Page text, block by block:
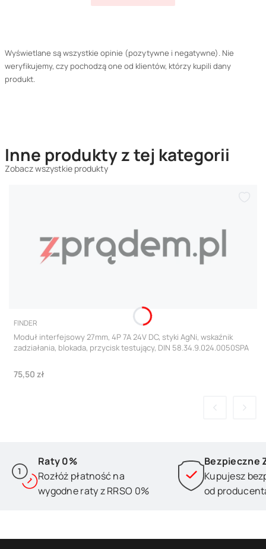
Wyświetlane są wszystkie opinie (pozytywne i negatywne). Nie
weryfikujemy, czy pochodzą one od klientów, którzy kupili dany
produkt.
Inne produkty z tej kategorii
Zobacz wszystkie produkty
PRODUCENT
FINDER
Moduł interfejsowy 27mm, 4P 7A 24V DC, styki AgNi, wskaźnik
zadziałania, blokada, przycisk testujący, DIN 58.34.9.024.0050SPA
Cena
75,50 zł
Raty 0%
Rozłóż płatność na
wygodne raty z RRSO 0%
Bezpieczne
Kupujesz
od